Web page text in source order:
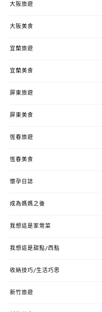
大阪旅遊
大阪美食
宜蘭旅遊
宜蘭美食
屏東旅遊
屏東美食
恆春旅遊
恆春美食
懷孕日誌
成為媽媽之後
我想這是家常菜
我想這是甜點/西點
收納技巧/生活巧思
新竹旅遊